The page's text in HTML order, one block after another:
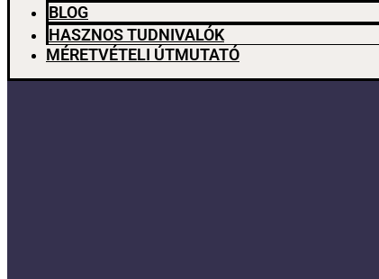
BLOG
HASZNOS TUDNIVALÓK
MÉRETVÉTELI ÚTMUTATÓ